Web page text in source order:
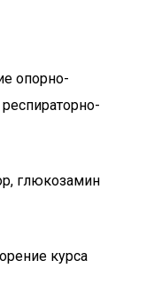
опорно-
глюкозамин
курса